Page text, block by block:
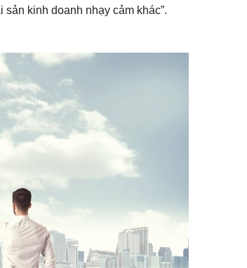
kinh doanh nhạy cảm khác”.